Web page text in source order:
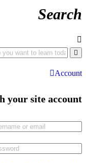
Search
Account
your site account